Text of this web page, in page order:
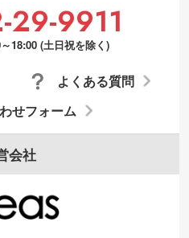
9911
18:00 (土日祝を除く)
せフォーム
よくある質問
会社